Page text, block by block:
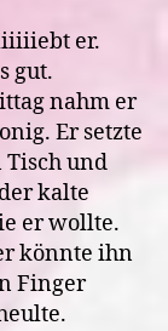
er.
gut.
nahm er
Er setzte
Tisch und
kalte
er wollte.
könnte ihn
Finger